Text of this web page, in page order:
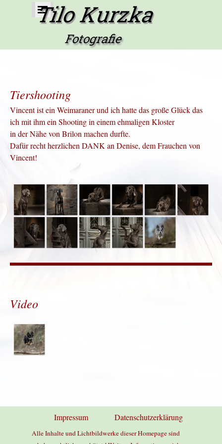
Direkt zum Seiteninhalt
Tilo Kurzka
Fotografie
Menü überspringen
Tiershooting
Vincent ist ein Weimaraner und ich hatte das große Glück das
ich mit ihm ein Shooting in einem ehmaligen Kloster
in der Nähe von Brilon machen durfte.
Dafür recht herzlichen DANK an Denise, dem Frauchen von
Vincent!
Video
Alle Inhalte und Lichtbildwerke dieser Homepage sind
Menü überspringen
Impressum Datenschutzerklärung